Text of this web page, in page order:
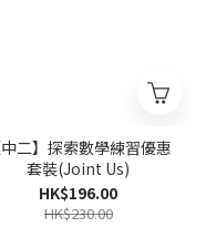
中二】探索數學練習優惠
套裝(Joint Us)
HK$196.00
HK$230.00